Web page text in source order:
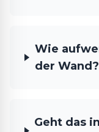
Wie
der Wand?
Geht das